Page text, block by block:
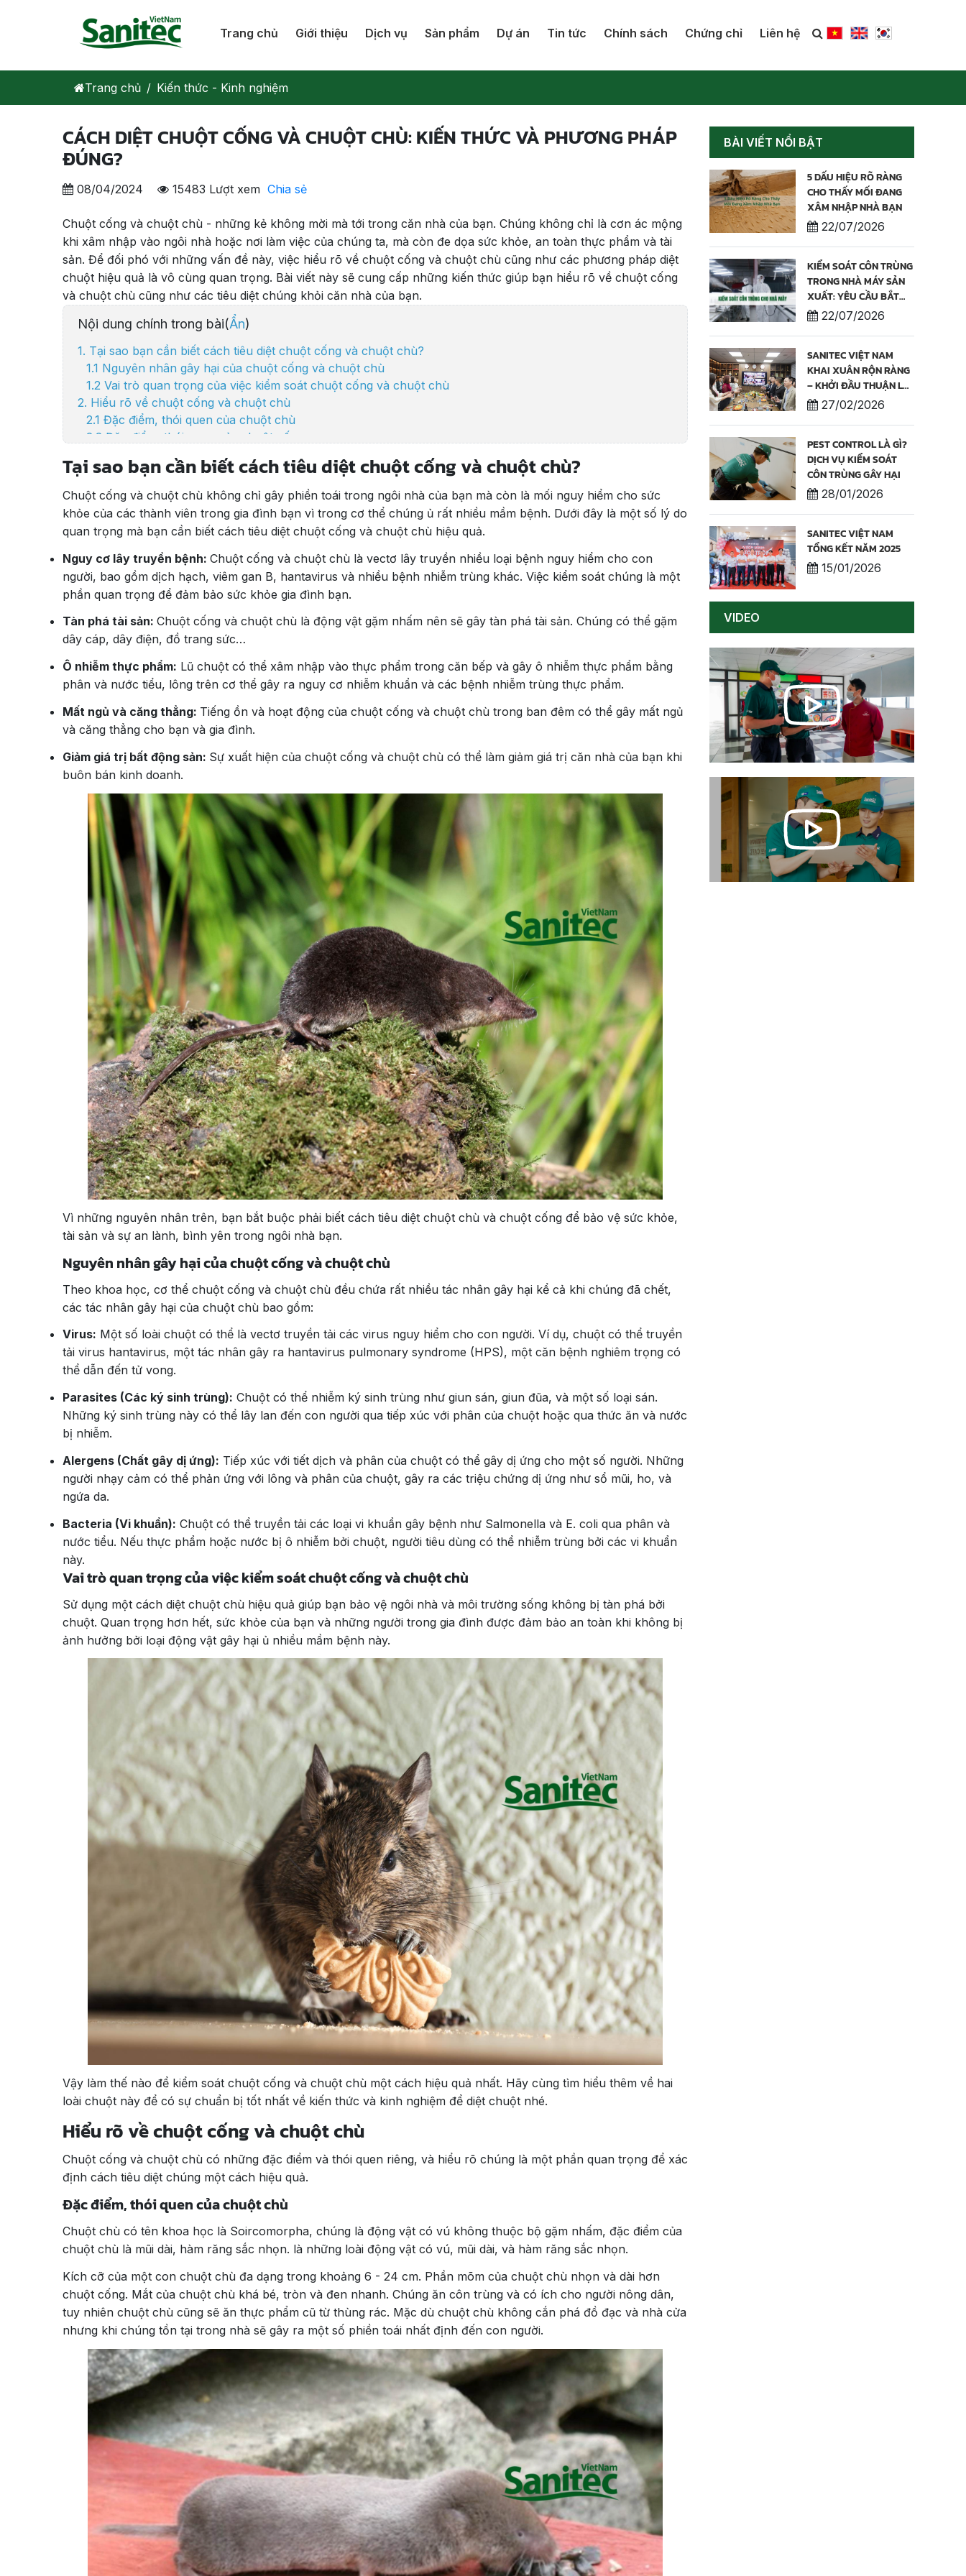
Trang chủ Giới thiệu Dịch vụ Sản phẩm Dự án Tin tức Chính sách Chứng chỉ Liên hệ
Trang chủ Kiến thức - Kinh nghiệm
CÁCH DIỆT CHUỘT CỐNG VÀ CHUỘT CHÙ: KIẾN THỨC VÀ PHƯƠNG PHÁP
ĐÚNG?
08/04/2024 15483 Lượt xem Chia sẻ
Chuột cống và chuột chù - những kẻ không mời mà tới trong căn nhà của bạn. Chúng không chỉ là cơn ác mộng
khi xâm nhập vào ngôi nhà hoặc nơi làm việc của chúng ta, mà còn đe dọa sức khỏe, an toàn thực phẩm và tài
sản. Để đối phó với những vấn đề này, việc hiểu rõ về chuột cống và chuột chù cũng như các phương pháp diệt
chuột hiệu quả là vô cùng quan trọng. Bài viết này sẽ cung cấp những kiến thức giúp bạn hiểu rõ về chuột cống
và chuột chù cũng như các tiêu diệt chúng khỏi căn nhà của bạn.
Nội dung chính trong bài(Ẩn)
1. Tại sao bạn cần biết cách tiêu diệt chuột cống và chuột chù?
1.1 Nguyên nhân gây hại của chuột cống và chuột chù
1.2 Vai trò quan trọng của việc kiểm soát chuột cống và chuột chù
2. Hiểu rõ về chuột cống và chuột chù
2.1 Đặc điểm, thói quen của chuột chù
2.2 Đặc điểm, thói quen của chuột cống
2.3 Nguyên nhân xuất hiện của chuột cống và chuột chù trong nhà
3. Cách tiêu diệt chuột cống và chuột chù hiệu quả
3.1 Phương pháp diệt chuột tự nhiên:
3.2 Sử dụng chế phẩm sinh học hóa học đuổi chuột
3.3 Sử dụng dịch vụ diệt chuột chuyên nghiệp
Tại sao bạn cần biết cách tiêu diệt chuột cống và chuột chù?
Chuột cống và chuột chù không chỉ gây phiền toái trong ngôi nhà của bạn mà còn là mối nguy hiểm cho sức
khỏe của các thành viên trong gia đình bạn vì trong cơ thể chúng ủ rất nhiều mầm bệnh. Dưới đây là một số lý do
quan trọng mà bạn cần biết cách tiêu diệt chuột cống và chuột chù hiệu quả.
Nguy cơ lây truyền bệnh: Chuột cống và chuột chù là vectơ lây truyền nhiều loại bệnh nguy hiểm cho con
người, bao gồm dịch hạch, viêm gan B, hantavirus và nhiều bệnh nhiễm trùng khác. Việc kiểm soát chúng là một
phần quan trọng để đảm bảo sức khỏe gia đình bạn.
Tàn phá tài sản: Chuột cống và chuột chù là động vật gặm nhấm nên sẽ gây tàn phá tài sản. Chúng có thể gặm
dây cáp, dây điện, đồ trang sức…
Ô nhiễm thực phẩm: Lũ chuột có thể xâm nhập vào thực phẩm trong căn bếp và gây ô nhiễm thực phẩm bằng
phân và nước tiểu, lông trên cơ thể gây ra nguy cơ nhiễm khuẩn và các bệnh nhiễm trùng thực phẩm.
Mất ngủ và căng thẳng: Tiếng ồn và hoạt động của chuột cống và chuột chù trong ban đêm có thể gây mất ngủ
và căng thẳng cho bạn và gia đình.
Giảm giá trị bất động sản: Sự xuất hiện của chuột cống và chuột chù có thể làm giảm giá trị căn nhà của bạn khi
buôn bán kinh doanh.
Vì những nguyên nhân trên, bạn bắt buộc phải biết cách tiêu diệt chuột chù và chuột cống để bảo vệ sức khỏe,
tài sản và sự an lành, bình yên trong ngôi nhà bạn.
Nguyên nhân gây hại của chuột cống và chuột chù
Theo khoa học, cơ thể chuột cống và chuột chù đều chứa rất nhiều tác nhân gây hại kể cả khi chúng đã chết,
các tác nhân gây hại của chuột chù bao gồm:
Virus: Một số loài chuột có thể là vectơ truyền tải các virus nguy hiểm cho con người. Ví dụ, chuột có thể truyền
tải virus hantavirus, một tác nhân gây ra hantavirus pulmonary syndrome (HPS), một căn bệnh nghiêm trọng có
thể dẫn đến tử vong.
Parasites (Các ký sinh trùng): Chuột có thể nhiễm ký sinh trùng như giun sán, giun đũa, và một số loại sán.
Những ký sinh trùng này có thể lây lan đến con người qua tiếp xúc với phân của chuột hoặc qua thức ăn và nước
bị nhiễm.
Alergens (Chất gây dị ứng): Tiếp xúc với tiết dịch và phân của chuột có thể gây dị ứng cho một số người. Những
người nhạy cảm có thể phản ứng với lông và phân của chuột, gây ra các triệu chứng dị ứng như sổ mũi, ho, và
ngứa da.
Bacteria (Vi khuẩn): Chuột có thể truyền tải các loại vi khuẩn gây bệnh như Salmonella và E. coli qua phân và
nước tiểu. Nếu thực phẩm hoặc nước bị ô nhiễm bởi chuột, người tiêu dùng có thể nhiễm trùng bởi các vi khuẩn
này.
Vai trò quan trọng của việc kiểm soát chuột cống và chuột chù
Sử dụng một cách diệt chuột chù hiệu quả giúp bạn bảo vệ ngôi nhà và môi trường sống không bị tàn phá bởi
chuột. Quan trọng hơn hết, sức khỏe của bạn và những người trong gia đình được đảm bảo an toàn khi không bị
ảnh hưởng bởi loại động vật gây hại ủ nhiều mầm bệnh này.
Vậy làm thế nào để kiểm soát chuột cống và chuột chù một cách hiệu quả nhất. Hãy cùng tìm hiểu thêm về hai
loài chuột này để có sự chuẩn bị tốt nhất về kiến thức và kinh nghiệm để diệt chuột nhé.
Hiểu rõ về chuột cống và chuột chù
Chuột cống và chuột chù có những đặc điểm và thói quen riêng, và hiểu rõ chúng là một phần quan trọng để xác
định cách tiêu diệt chúng một cách hiệu quả.
Đặc điểm, thói quen của chuột chù
Chuột chù có tên khoa học là Soircomorpha, chúng là động vật có vú không thuộc bộ gặm nhấm, đặc điểm của
chuột chù là mũi dài, hàm răng sắc nhọn. là những loài động vật có vú, mũi dài, và hàm răng sắc nhọn.
Kích cỡ của một con chuột chù đa dạng trong khoảng 6 - 24 cm. Phần mõm của chuột chù nhọn và dài hơn
chuột cống. Mắt của chuột chù khá bé, tròn và đen nhanh. Chúng ăn côn trùng và có ích cho người nông dân,
tuy nhiên chuột chù cũng sẽ ăn thực phẩm cũ từ thùng rác. Mặc dù chuột chù không cắn phá đồ đạc và nhà cửa
nhưng khi chúng tồn tại trong nhà sẽ gây ra một số phiền toái nhất định đến con người.
BÀI VIẾT NỔI BẬT
5 DẤU HIỆU RÕ RÀNG
CHO THẤY MỐI ĐANG
XÂM NHẬP NHÀ BẠN
22/07/2026
KIỂM SOÁT CÔN TRÙNG
TRONG NHÀ MÁY SẢN
XUẤT: YÊU CẦU BẮT
BUỘC ĐỂ BẢO VỆ CHẤT
LƯỢNG & THƯƠNG
22/07/2026
SANITEC VIỆT NAM
KHAI XUÂN RỘN RÀNG
– KHỞI ĐẦU THUẬN LỢI
NĂM 2026
27/02/2026
PEST CONTROL LÀ GÌ?
DỊCH VỤ KIỂM SOÁT
CÔN TRÙNG GÂY HẠI
28/01/2026
SANITEC VIỆT NAM
TỔNG KẾT NĂM 2025
15/01/2026
VIDEO